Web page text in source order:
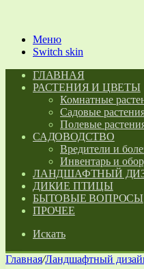
Меню
Switch skin
ГЛАВНАЯ
РАСТЕНИЯ И ЦВЕТЫ
Комнатные
Садовые
Полевые
САДОВОДСТВО
Вредители и
Инвентарь и
ЛАНДШАФТНЫЙ
ДИКИЕ ПТИЦЫ
БЫТОВЫЕ ВОПРОСЫ
ПРОЧЕЕ
Искать
Главная/Ландшафтный